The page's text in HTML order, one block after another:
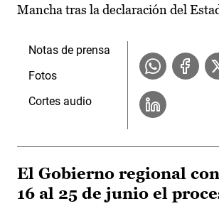
Mancha tras la declaración del
Notas de prensa
Fotos
Cortes audio
El Gobierno regional
16 al 25 de junio el